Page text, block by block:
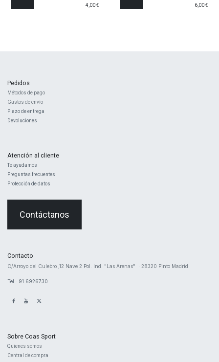
4,00€ 6,00€
Pedidos
Métodos de pago
Gastos de envío
Plazo de entrega
Devoluciones
Atención al cliente
Te ayudamos
Preguntas frecuentes
Protección de datos
Contáctanos
Contacto
​C/Arroyo del Culebro ,12 Nave 2 ​Pol. Ind. "Las Arenas" · 28320 Pinto Madrid
Tel.: 91 6926730
Sobre Coas Sport
Quienes ​somos
Central de compra